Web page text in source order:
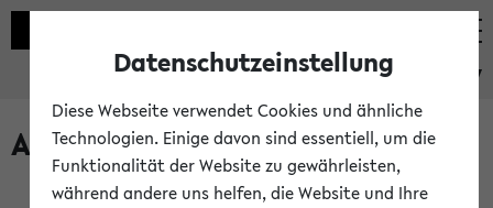
eKVV
Archivierte Studiengänge
Datenschutzeinstellung
Diese Webseite verwendet Cookies und ähnliche
Technologien. Einige davon sind essentiell, um die
Funktionalität der Website zu gewährleisten,
während andere uns helfen, die Website und Ihre